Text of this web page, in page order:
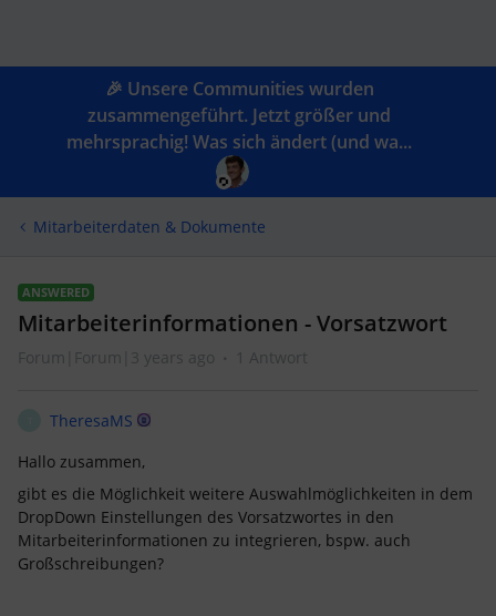
🎉 Unsere Communities wurden
zusammengeführt. Jetzt größer und
mehrsprachig! Was sich ändert (und wa...
Mitarbeiterdaten & Dokumente
ANSWERED
Mitarbeiterinformationen - Vorsatzwort
Forum|Forum|3 years ago 1 Antwort
TheresaMS
Hallo zusammen,
gibt es die Möglichkeit weitere Auswahlmöglichkeiten in dem
DropDown Einstellungen des Vorsatzwortes in den
Mitarbeiterinformationen zu integrieren, bspw. auch
Großschreibungen?